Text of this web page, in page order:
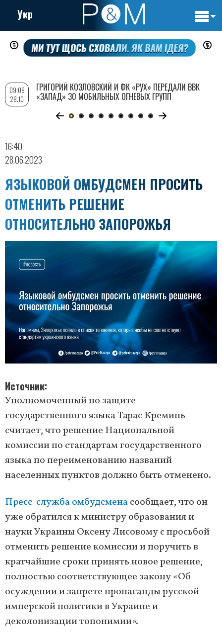
Перейти
содержанию
Укр
16:40
28.06.2023
ЯЗЫКОВОЙ ОМБУДСМЕН ПРОСИТЬ
ОТМЕНИТЬ РЕШЕНИЕ
ОТНОСИТЕЛЬНО ЗАПОРОЖЬЯ
Источник
Уполномоченный по защите
государственного языка Тарас Креминь
считает, что решение Национальной
комиссии по стандартам государственного
языка по переименованию названий
населенных пунктов должно быть отменено.
Пресс-служба омбудсменасообщает, что он
уже обратился к министру образования и
науки Украины Оксену Лисовому с просьбой
отменить решение комиссии и поручить в
кратчайшие сроки принять новое решение,
полностью соответствующее закону «Об
осуждении и запрете пропаганды русской
имперской политики в Украине и
деколонизации топонимии».
09:08
28.10
ГРИГОРИЙ КОЗЛОВСКИЙ И ФК «РУХ» ПЕРЕДАЛИ ВВК
«ЗАПАД» 30 МОБИЛЬНЫХ ОГНЕВЫХ ГРУПП